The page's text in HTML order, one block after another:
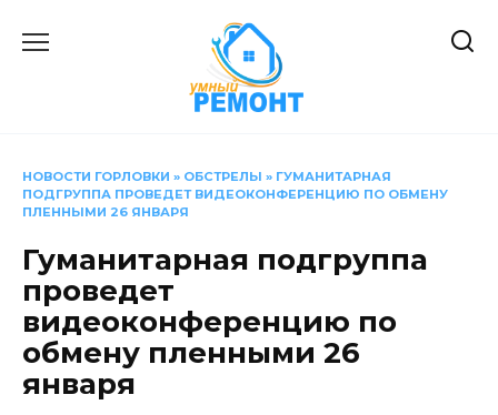
НОВОСТИ ГОРЛОВКИ » ОБСТРЕЛЫ » ГУМАНИТАРНАЯ
ПОДГРУППА ПРОВЕДЕТ ВИДЕОКОНФЕРЕНЦИЮ ПО ОБМЕНУ
ПЛЕННЫМИ 26 ЯНВАРЯ
Гуманитарная подгруппа
проведет
видеоконференцию по
обмену пленными 26
января